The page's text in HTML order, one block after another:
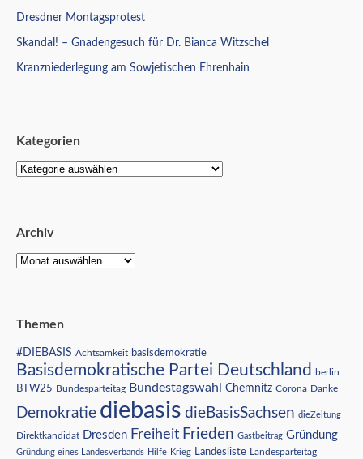
Dresdner Montagsprotest
Skandal! – Gnadengesuch für Dr. Bianca Witzschel
Kranzniederlegung am Sowjetischen Ehrenhain
Kategorien
Archiv
Themen
#DIEBASIS Achtsamkeit basisdemokratie
Basisdemokratische Partei Deutschland berlin
BTW25 Bundesparteitag Bundestagswahl Chemnitz Corona Danke
Demokratie diebasis dieBasisSachsen dieZeitung
Direktkandidat Dresden Freiheit Frieden Gastbeitrag Gründung
Gründung eines Landesverbands Hilfe Krieg Landesliste Landesparteitag